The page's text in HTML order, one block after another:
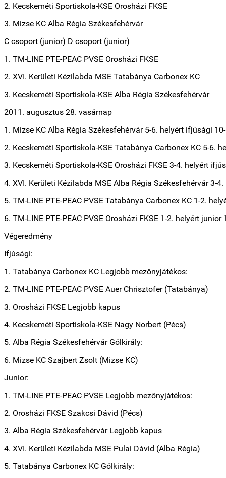
2. Kecskeméti Sportiskola-KSE Orosházi FKSE
3. Mizse KC Alba Régia Székesfehérvár
C csoport (junior) D csoport (junior)
1. TM-LINE PTE-PEAC PVSE Orosházi FKSE
2. XVI. Kerületi Kézilabda MSE Tatabánya Carbonex KC
3. Kecskeméti Sportiskola-KSE Alba Régia Székesfehérvár
2011. augusztus 28. vasárnap
1. Mizse KC Alba Régia Székesfehérvár 5-6. helyért ifjúsági
2. Kecskeméti Sportiskola-KSE Tatabánya Carbonex KC 5-6.
3. Kecskeméti Sportiskola-KSE Orosházi FKSE 3-4. helyért
4. XVI. Kerületi Kézilabda MSE Alba Régia Székesfehérvár 3-
5. TM-LINE PTE-PEAC PVSE Tatabánya Carbonex KC 1-2.
6. TM-LINE PTE-PEAC PVSE Orosházi FKSE 1-2. helyért junior
Végeredmény
Ifjúsági:
1. Tatabánya Carbonex KC Legjobb mezőnyjátékos:
2. TM-LINE PTE-PEAC PVSE Auer Chrisztofer (Tatabánya)
3. Orosházi FKSE Legjobb kapus
4. Kecskeméti Sportiskola-KSE Nagy Norbert (Pécs)
5. Alba Régia Székesfehérvár Gólkirály:
6. Mizse KC Szajbert Zsolt (Mizse KC)
Junior:
1. TM-LINE PTE-PEAC PVSE Legjobb mezőnyjátékos:
2. Orosházi FKSE Szakcsi Dávid (Pécs)
3. Alba Régia Székesfehérvár Legjobb kapus
4. XVI. Kerületi Kézilabda MSE Pulai Dávid (Alba Régia)
5. Tatabánya Carbonex KC Gólkirály: